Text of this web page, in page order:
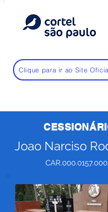
Clique para ir ao Site
Joao Narciso